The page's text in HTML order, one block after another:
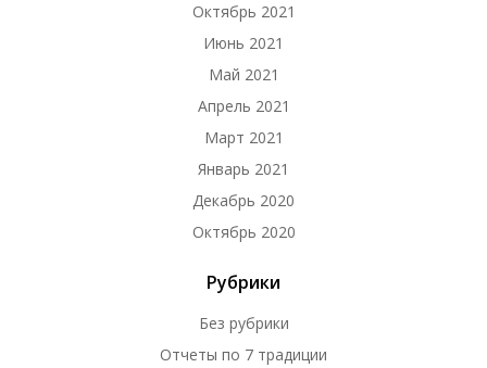
Октябрь 2021
Июнь 2021
Май 2021
Апрель 2021
Март 2021
Январь 2021
Декабрь 2020
Октябрь 2020
Рубрики
Без рубрики
Отчеты по 7 традиции